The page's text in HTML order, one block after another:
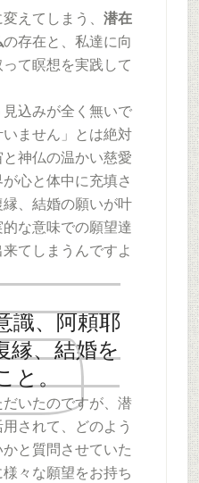
えてしまう、 潜在
の存在と、私達に向
て瞑想を実践して
込みが全く無いで
ません」とは絶対
神仏の温かい慈愛
心と体中に充填さ
、結婚の願いが叶
な意味での願望達
てしまうんですよ
識、阿頼耶
縁、結婚を
と。
いたのですが、潜
されて、どのよう
と質問させていた
々な願望をお持ち